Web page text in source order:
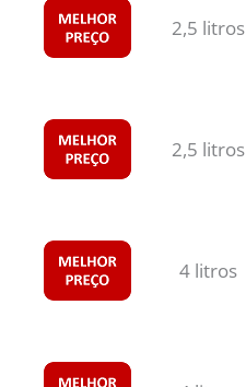
2,5 litros
2,5 litros
4 litros